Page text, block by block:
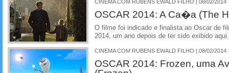
CINEMA COM RUBENS EWALD FILHO | 08/02/2014
OSCAR 2014: A Ca�a (The
O filme foi indicado e finalista ao Oscar de
2014, um ano depois de ter sido exibido aqui.
CINEMA COM RUBENS EWALD FILHO | 08/02/2014
OSCAR 2014: Frozen, uma